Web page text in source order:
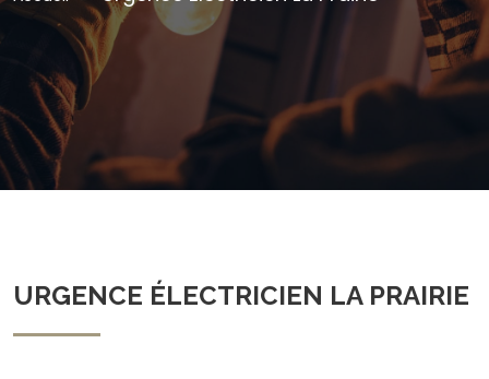
URGENCE ÉLECTRICIEN LA PRAIRIE